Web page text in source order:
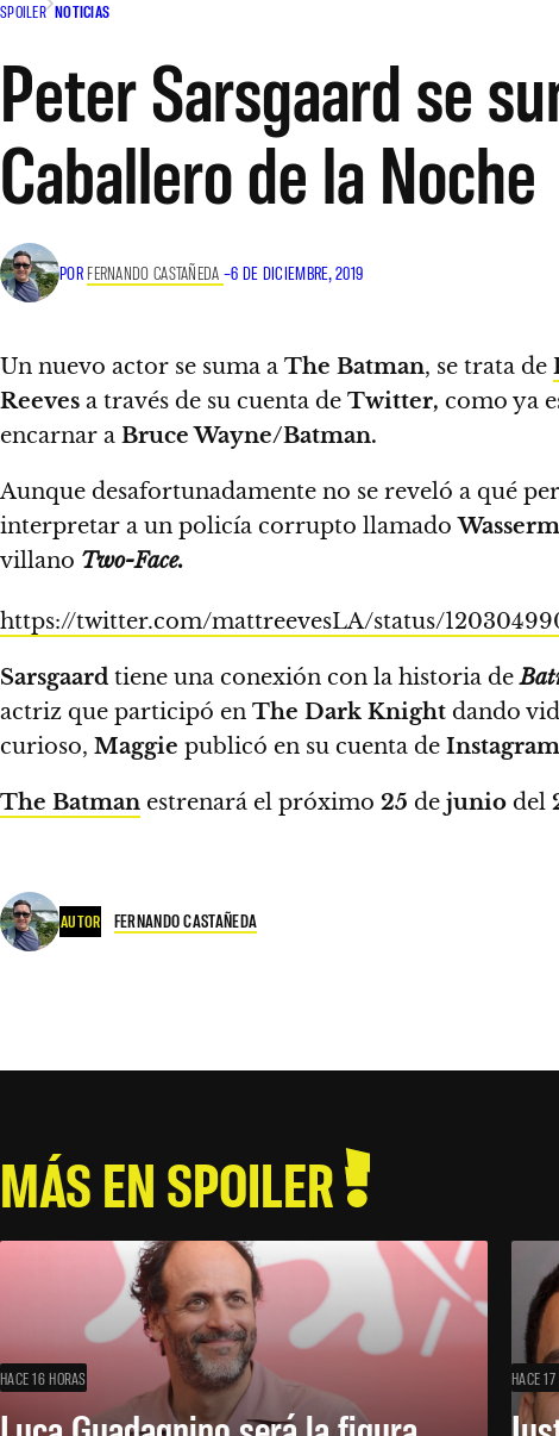
SPOILER NOTICIAS
Peter Sarsgaard se
Caballero de la Noche
POR FERNANDO CASTAÑEDA –6 DE DICIEMBRE, 2019
Un nuevo actor se suma a The Batman, se trata de
Reeves a través de su cuenta de Twitter, como ya
encarnar a Bruce Wayne/Batman.
Aunque desafortunadamente no se reveló a qué
interpretar a un policía corrupto llamado
villano Two-Face.
https://twitter.com/mattreevesLA/status/
Sarsgaard tiene una conexión con la historia de
actriz que participó en The Dark Knight dando
curioso, Maggie publicó en su cuenta de Instagram
The Batman estrenará el próximo 25 de junio del
AUTOR FERNANDO CASTAÑEDA
MÁS EN SPOILER
HACE 16 HORAS HACE